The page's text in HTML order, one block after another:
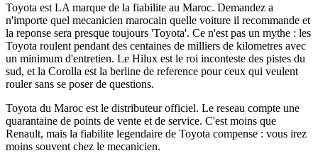
Toyota est LA marque de la fiabilite au Maroc. Demandez a
n'importe quel mecanicien marocain quelle voiture il recommande et
la reponse sera presque toujours 'Toyota'. Ce n'est pas un mythe : les
Toyota roulent pendant des centaines de milliers de kilometres avec
un minimum d'entretien. Le Hilux est le roi inconteste des pistes du
sud, et la Corolla est la berline de reference pour ceux qui veulent
rouler sans se poser de questions.
Toyota du Maroc est le distributeur officiel. Le reseau compte une
quarantaine de points de vente et de service. C'est moins que
Renault, mais la fiabilite legendaire de Toyota compense : vous irez
moins souvent chez le mecanicien.